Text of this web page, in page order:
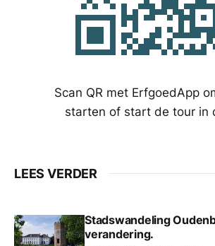
Scan QR met ErfgoedApp
starten of start de tour in
LEES VERDER
Stadswandeling
verandering.